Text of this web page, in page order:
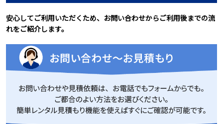
安心してご利用いただくため、お問い合わせからご利用後までの流
れをご紹介します。